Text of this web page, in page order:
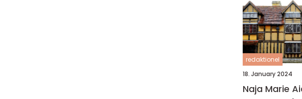
redaktionel
18. January 2024
Naja Marie